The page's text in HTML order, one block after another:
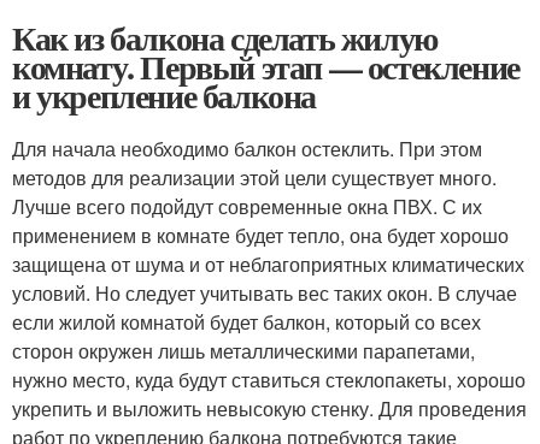
Как из балкона сделать жилую
комнату. Первый этап — остекление
и укрепление балкона
Для начала необходимо балкон остеклить. При этом
методов для реализации этой цели существует много.
Лучше всего подойдут современные окна ПВХ. С их
применением в комнате будет тепло, она будет хорошо
защищена от шума и от неблагоприятных климатических
условий. Но следует учитывать вес таких окон. В случае
если жилой комнатой будет балкон, который со всех
сторон окружен лишь металлическими парапетами,
нужно место, куда будут ставиться стеклопакеты, хорошо
укрепить и выложить невысокую стенку. Для проведения
работ по укреплению балкона потребуются такие